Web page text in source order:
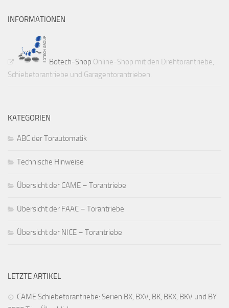
INFORMATIONEN
Botech-Shop Online-Shop mit den Drehtorantriebe,
Schiebetorantriebe und Garagentorantrieben.
KATEGORIEN
ABC der Torautomatik
Technische Hinweise
Übersicht der CAME – Torantriebe
Übersicht der FAAC – Torantriebe
Übersicht der NICE – Torantriebe
LETZTE ARTIKEL
CAME Schiebetorantriebe: Serien BX, BXV, BK, BKX, BKV und BY